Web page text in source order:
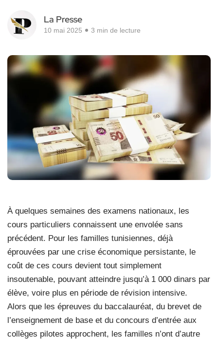
La Presse
10 mai 2025 3 min de lecture
À quelques semaines des examens nationaux, les
cours particuliers connaissent une envolée sans
précédent. Pour les familles tunisiennes, déjà
éprouvées par une crise économique persistante, le
coût de ces cours devient tout simplement
insoutenable, pouvant atteindre jusqu’à 1 000 dinars par
élève, voire plus en période de révision intensive.
Alors que les épreuves du baccalauréat, du brevet de
l’enseignement de base et du concours d’entrée aux
collèges pilotes approchent, les familles n’ont d’autre